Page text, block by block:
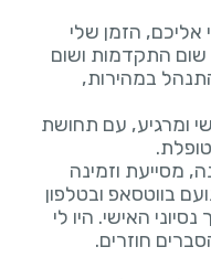
אליכם, הזמן שלי
התקדמות ושום
במהירות,
ומרגיע, עם תחושת
מסייעת וזמינה
האישי. היו לי